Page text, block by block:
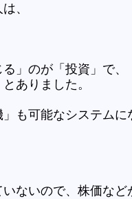
、
」のが「投資」で、
ありました。
も可能なシステムに
ないので、株価など